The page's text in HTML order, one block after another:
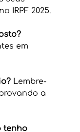
IRPF 2025.
em
Lembre-
a
tenho